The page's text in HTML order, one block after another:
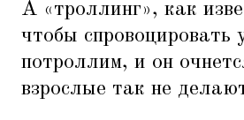
А «троллинг», как
чтобы спровоцировать
потроллим, и он
взрослые так не